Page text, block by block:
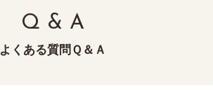
Q & A
よくある質問Ｑ＆Ａ